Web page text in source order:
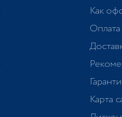
Как
Оплата
Карта